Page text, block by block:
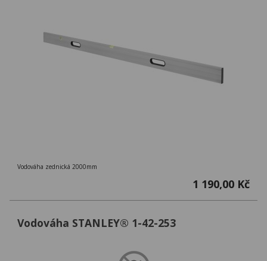
Vodováha zednická 2000mm
1 190,00 Kč
Vodováha STANLEY® 1-42-253